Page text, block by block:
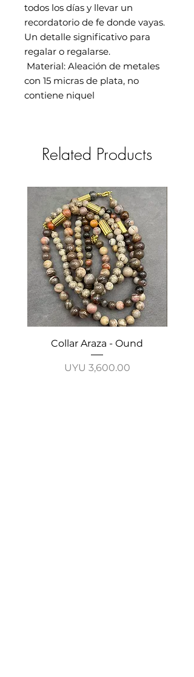
todos los días y llevar un
recordatorio de fe donde vayas.
Un detalle significativo para
regalar o regalarse.
Material: Aleación de metales
con 15 micras de plata, no
contiene niquel
Related Products
Collar Araza - Ound
Price
UYU 3,600.00